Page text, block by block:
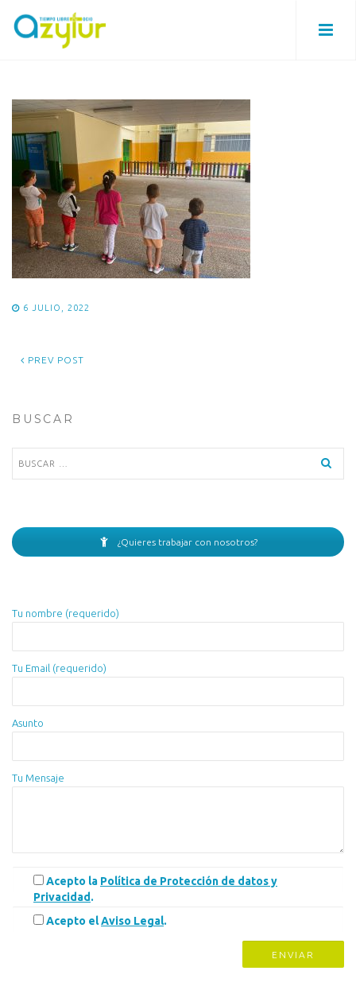
6 JULIO, 2022
PREV POST
BUSCAR
¿Quieres trabajar con nosotros?
Tu nombre (requerido)
Tu Email (requerido)
Asunto
Tu Mensaje
Acepto la Política de Protección de datos y
Privacidad .
Acepto elAviso Legal.